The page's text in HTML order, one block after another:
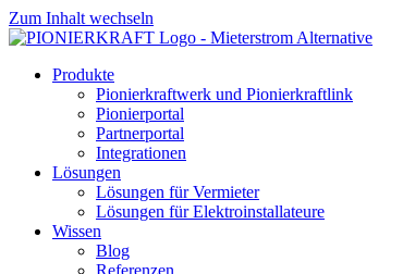
Zum Inhalt wechseln
Produkte
Pionierkraftwerk und Pionierkraftlink
Pionierportal
Partnerportal
Integrationen
Lösungen
Lösungen für Vermieter
Lösungen für Elektroinstallateure
Wissen
Blog
Referenzen